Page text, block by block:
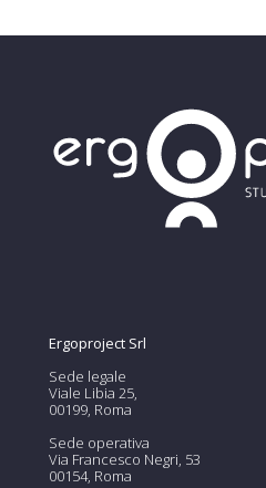
Ergoproject Srl
Sede legale
Viale Libia 25,
00199, Roma
Sede operativa
Via Francesco Negri, 53
00154, Roma